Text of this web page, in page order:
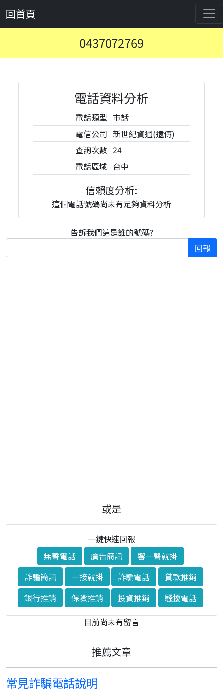
回首頁
0437072769
電話資料分析
電話類型 市話
電信公司 新世紀資通(遠傳)
查詢次數 24
電話區域 台中
信賴度分析:
這個電話號碼尚未有足夠資料分析
告訴我們這是誰的號碼?
回報
或是
一鍵快速回報
無聲電話
廣告簡訊
響一聲就掛
詐騙簡訊
一接就掛 詐騙電話
貸款推銷
銀行推銷
保險推銷 投資推銷
騷擾電話
目前尚未有留言
推薦文章
常見詐騙電話說明